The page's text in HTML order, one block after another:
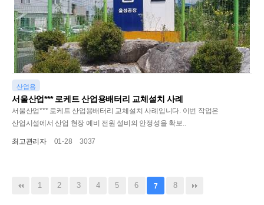
산업용
서울산업*** 로케트 산업용배터리 교체설치 사례
서울산업*** 로케트 산업용배터리 교체설치 사례입니다. 이번 작업은
산업시설에서 산업 현장 예비 전원 설비의 안정성을 확보..
최고관리자 01-28 3037
1 2 3 4 5 6 7 8